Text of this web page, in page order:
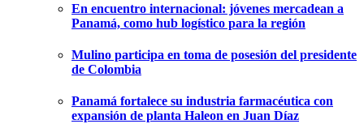
En encuentro internacional: jóvenes mercadean a
Panamá, como hub logístico para la región
Mulino participa en toma de posesión del presidente
de Colombia
Panamá fortalece su industria farmacéutica con
expansión de planta Haleon en Juan Díaz